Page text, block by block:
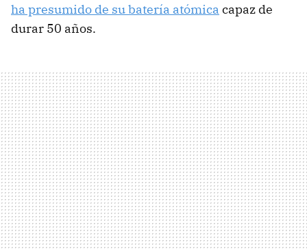
ha presumido de su batería atómica capaz de
durar 50 años.